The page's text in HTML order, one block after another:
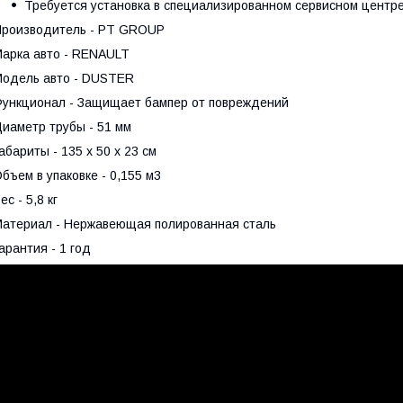
Требуется установка в специализированном сервисном
- PT GROUP
авто - RENAULT
авто - DUSTER
- Защищает бампер от повреждений
трубы - 51 мм
- 135 х 50 х 23 см
в упаковке - 0,155 м3
- 5,8 кг
- Нержавеющая полированная сталь
- 1 год